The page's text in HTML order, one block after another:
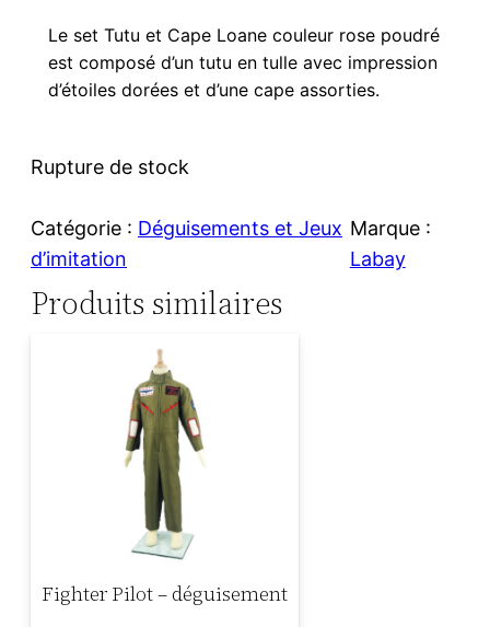
Le set Tutu et Cape Loane couleur rose poudré
est composé d’un tutu en tulle avec impression
d’étoiles dorées et d’une cape assorties.
Rupture de stock
Catégorie : Déguisements et Jeux
d’imitation
Marque :
Labay
Produits similaires
Fighter Pilot – déguisement